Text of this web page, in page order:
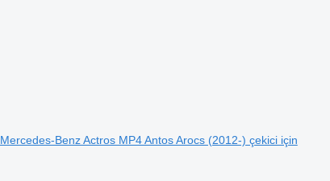
Mercedes-Benz Actros MP4 Antos Arocs (2012-) çekici için